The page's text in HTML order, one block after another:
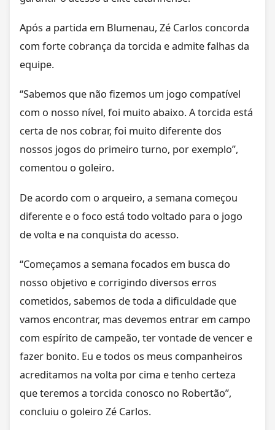
Após a partida em Blumenau, Zé Carlos concorda
com forte cobrança da torcida e admite falhas da
equipe.
“Sabemos que não fizemos um jogo compatível
com o nosso nível, foi muito abaixo. A torcida está
certa de nos cobrar, foi muito diferente dos
nossos jogos do primeiro turno, por exemplo”,
comentou o goleiro.
De acordo com o arqueiro, a semana começou
diferente e o foco está todo voltado para o jogo
de volta e na conquista do acesso.
“Começamos a semana focados em busca do
nosso objetivo e corrigindo diversos erros
cometidos, sabemos de toda a dificuldade que
vamos encontrar, mas devemos entrar em campo
com espírito de campeão, ter vontade de vencer e
fazer bonito. Eu e todos os meus companheiros
acreditamos na volta por cima e tenho certeza
que teremos a torcida conosco no Robertão”,
concluiu o goleiro Zé Carlos.